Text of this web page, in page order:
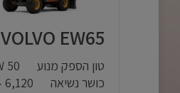
VOLVO EW65
טון הספק מנוע
50 kW
כושר נשיאה
6,120 - 7,400 kg